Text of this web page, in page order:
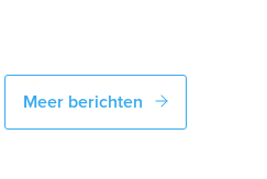
Meer berichten